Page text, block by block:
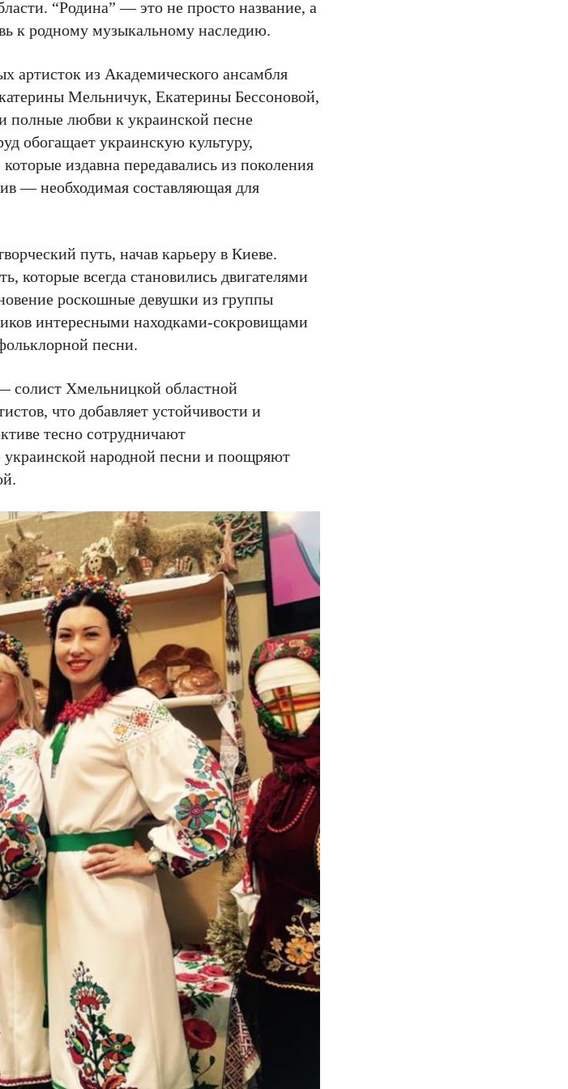
“Родина” — это не просто название, а
к родному музыкальному наследию.
артисток из Академического ансамбля
Мельничук, Екатерины Бессоновой,
полные любви к украинской песне
обогащает украинскую культуру,
издавна передавались из поколения
— необходимая составляющая для
путь, начав карьеру в Киеве.
которые всегда становились двигателями
роскошные девушки из группы
интересными находками-сокровищами
песни.
солист Хмельницкой областной
что добавляет устойчивости и
тесно сотрудничают
народной песни и поощряют